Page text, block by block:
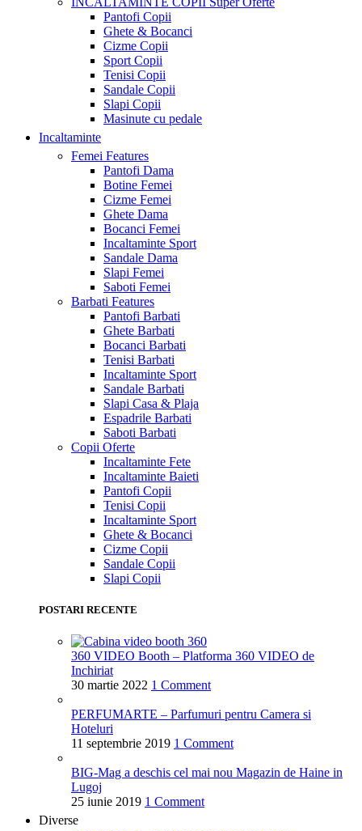
Pantofi Copii
Ghete & Bocanci
Cizme Copii
Sport Copii
Tenisi Copii
Sandale Copii
Slapi Copii
Masinute cu pedale
Incaltaminte
Femei Features
Pantofi Dama
Botine Femei
Cizme Femei
Ghete Dama
Bocanci Femei
Incaltaminte Sport
Sandale Dama
Slapi Femei
Saboti Femei
Barbati Features
Pantofi Barbati
Ghete Barbati
Bocanci Barbati
Tenisi Barbati
Incaltaminte Sport
Sandale Barbati
Slapi Casa & Plaja
Espadrile Barbati
Saboti Barbati
Copii Oferte
Incaltaminte Fete
Incaltaminte Baieti
Pantofi Copii
Tenisi Copii
Incaltaminte Sport
Ghete & Bocanci
Cizme Copii
Sandale Copii
Slapi Copii
POSTARI RECENTE
360 VIDEO Booth – Platforma 360 VIDEO de
Inchiriat
30 martie 2022 1 Comment
PERFUMARTE – Parfumuri pentru Camera si
Hoteluri
11 septembrie 2019 1 Comment
BIG-Mag a deschis cel mai nou Magazin de Haine in
Lugoj
25 iunie 2019 1 Comment
Diverse